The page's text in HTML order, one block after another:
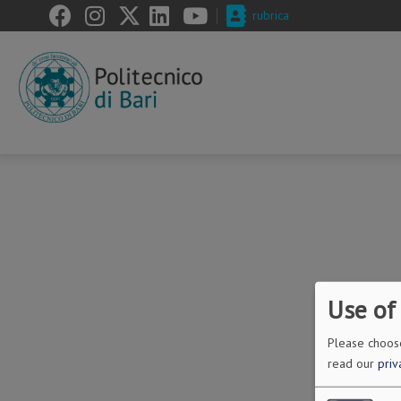
to
main
content
rubrica
Use
Please
read our